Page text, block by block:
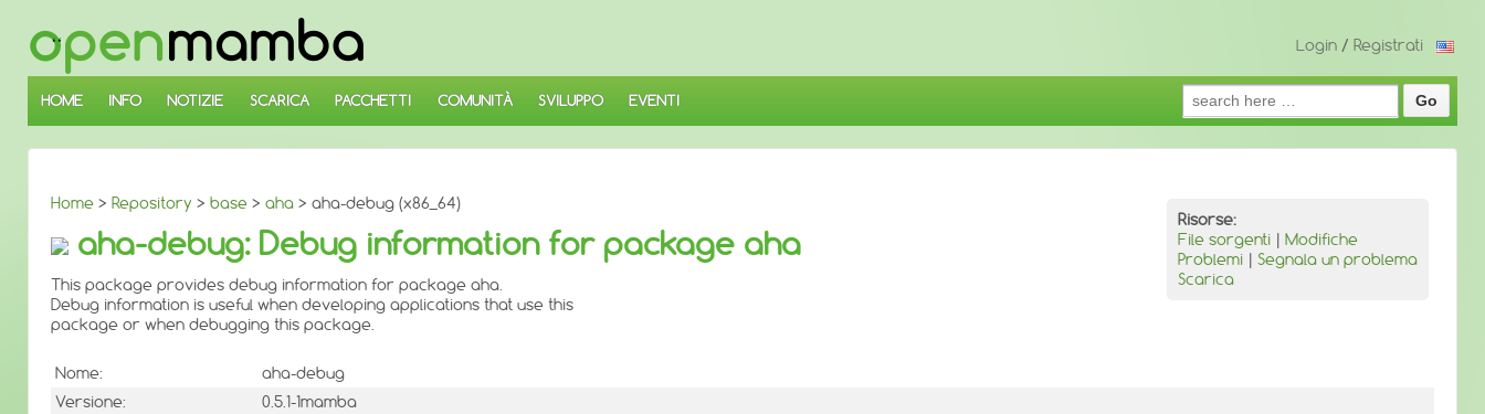
SALTA
AL
CONTENUTO
PRINCIPALE
Login / Registrati
HOME INFO NOTIZIE SCARICA PACCHETTI COMUNITÀ SVILUPPO EVENTI
Search
for:
Home > Repository > base > aha > aha-debug (x86_64)
Risorse:
File sorgenti | Modifiche
Problemi | Segnala un problema
Scarica
aha-debug: Debug information for package aha
This package provides debug information for package aha.
Debug information is useful when developing applications that use this
package or when debugging this package.
Nome:
aha-debug
Versione:
0.5.1-1mamba